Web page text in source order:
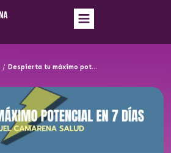
/ Despierta tu máximo potencial en 7 días